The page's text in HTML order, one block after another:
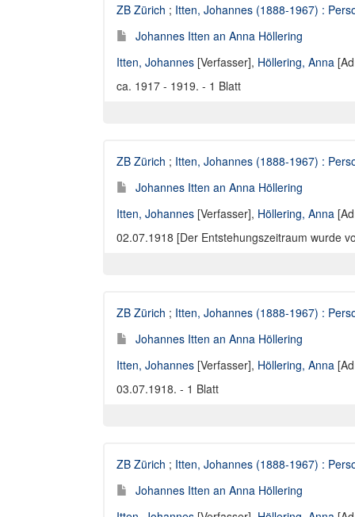
ZB Zürich ; Itten, Johannes (1888-1967) :
Johannes Itten an Anna Höllering
Itten, Johannes [Verfasser], Höllering, Anna
ca. 1917 - 1919. - 1 Blatt
ZB Zürich ; Itten, Johannes (1888-1967) :
Johannes Itten an Anna Höllering
Itten, Johannes [Verfasser], Höllering, Anna
02.07.1918 [Der Entstehungszeitraum wurde
ZB Zürich ; Itten, Johannes (1888-1967) :
Johannes Itten an Anna Höllering
Itten, Johannes [Verfasser], Höllering, Anna
03.07.1918. - 1 Blatt
ZB Zürich ; Itten, Johannes (1888-1967) :
Johannes Itten an Anna Höllering